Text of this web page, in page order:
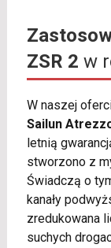
ZSR 2 w
W naszej
Sailun
letnią
stworzono z
Świadczą o
kanały
zredukowana
suchych